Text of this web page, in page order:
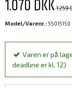
1.070 DKK1.259
Model/Varenr.: 55015150
Varen er på
deadline er kl. 12)